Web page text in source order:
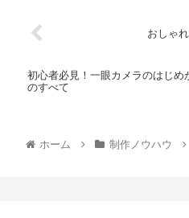
おしゃ
初心者必見！一眼カメラのはじめ
のすべて
ホーム 制作ノウハウ